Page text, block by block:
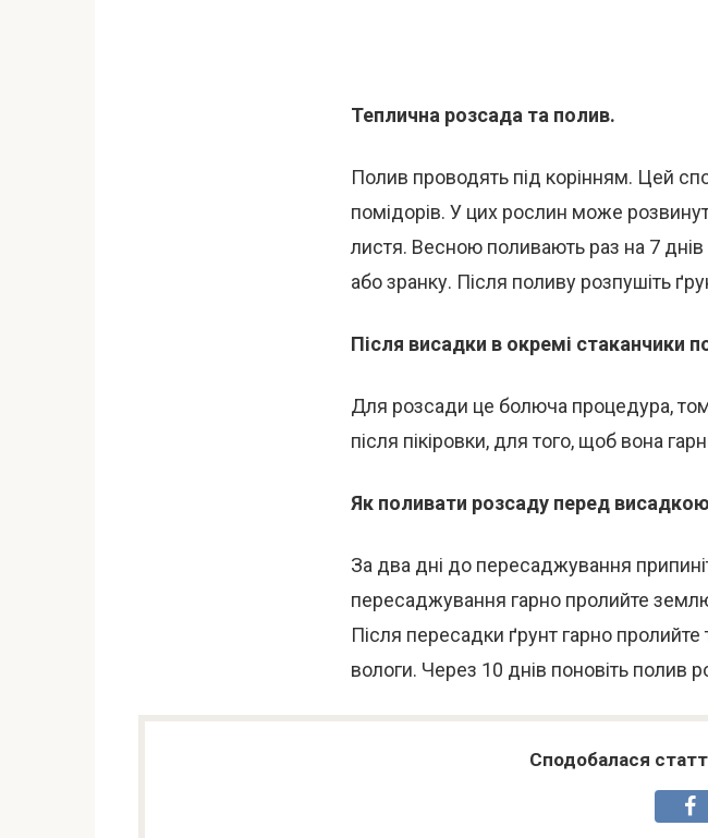
Теплична розсада та полив.
Полив проводять під корінням. Цей
помідорів. У цих рослин може
листя. Весною поливають раз на 7 днів
або зранку. Після поливу розпушіть
Після висадки в окремі стаканчики
Для розсади це болюча процедура,
після пікіровки, для того, щоб вона
Як поливати розсаду перед
За два дні до пересаджування
пересаджування гарно пролийте
Після пересадки ґрунт гарно
вологи. Через 10 днів поновіть полив
Сподобалася